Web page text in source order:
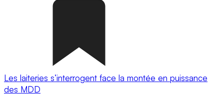
Les laiteries s’interrogent face la montée en puissance
des MDD